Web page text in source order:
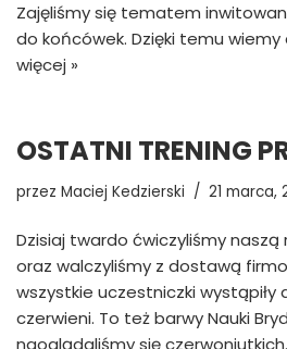
Zajęliśmy się tematem
do końcówek. Dzięki temu
więcej »
OSTATNI TRENING
przez Maciej Kedzierski 21 marca,
Dzisiaj twardo ćwiczyliśmy naszą
oraz walczyliśmy z dostawą
wszystkie uczestniczki wystąpiły
czerwieni. To też barwy Nauki